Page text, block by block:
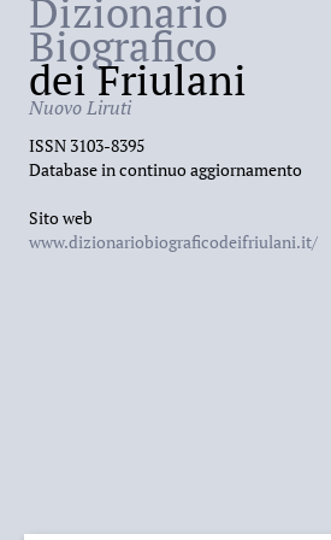
prioritariamente sulla
internazionalmente
per Cividale. B. è
Dizionario
Biografico
dei Friulani
Nuovo Liruti
ISSN 3103-8395
Database in continuo aggiornamento
Sito web
www.dizionariobiograficodeifriulani.it/